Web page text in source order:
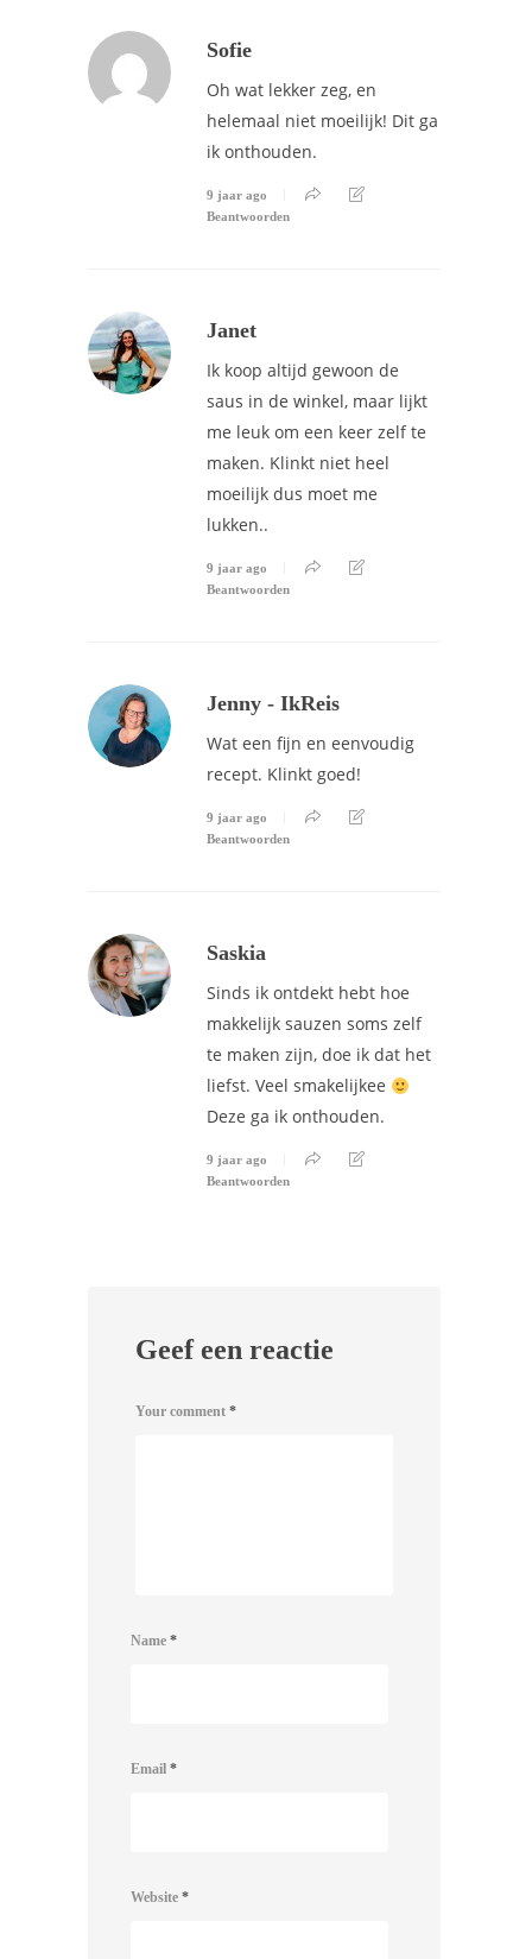
Sofie
Oh wat lekker zeg, en
helemaal niet moeilijk! Dit ga
ik onthouden.
9 jaar ago
Beantwoorden
Janet
Ik koop altijd gewoon de
saus in de winkel, maar lijkt
me leuk om een keer zelf te
maken. Klinkt niet heel
moeilijk dus moet me
lukken..
9 jaar ago
Beantwoorden
Jenny - IkReis
Wat een fijn en eenvoudig
recept. Klinkt goed!
9 jaar ago
Beantwoorden
Saskia
Sinds ik ontdekt hebt hoe
makkelijk sauzen soms zelf
te maken zijn, doe ik dat het
liefst. Veel smakelijkee
Deze ga ik onthouden.
9 jaar ago
Beantwoorden
Geef een reactie
Your comment *
Name *
Email *
Website *